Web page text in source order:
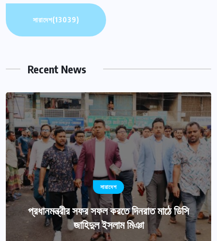
সারাদেশ(13039)
Recent News
সারাদেশ
প্রধানমন্ত্রীর সফর সফল করতে দিনরাত মাঠে ডিসি
জাহিদুল ইসলাম মিঞা